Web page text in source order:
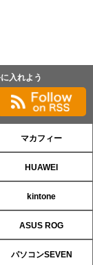
入れよう
マカフィー
HUAWEI
kintone
ASUS ROG
パソコンSEVEN